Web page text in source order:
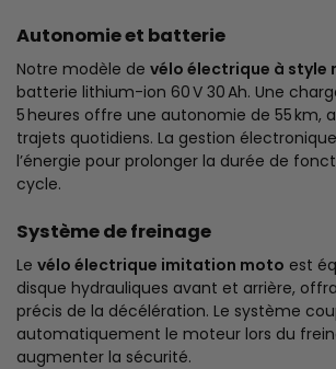
Autonomie et batterie
Notre modèle de vélo électrique à style
batterie lithium-ion 60 V 30 Ah. Une
5 heures offre une autonomie de 55 km,
trajets quotidiens. La gestion
l’énergie pour prolonger la durée de
cycle.
Système de freinage
Le vélo électrique imitation moto est
disque hydrauliques avant et arrière,
précis de la décélération. Le système
automatiquement le moteur lors du
augmenter la sécurité.